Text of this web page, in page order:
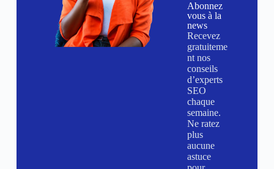
Abonnez
vous à la
news
Recevez
gratuiteme
nt nos
conseils
d’experts
SEO
chaque
semaine.
Ne ratez
plus
aucune
astuce